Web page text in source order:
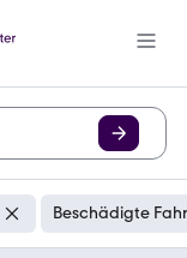
Beschädigte